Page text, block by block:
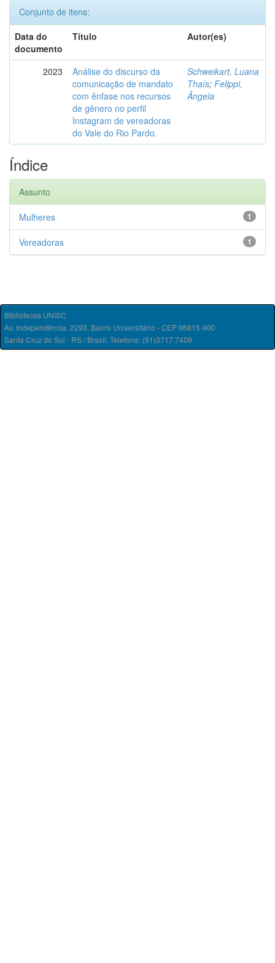
Conjunto de itens:
Data do
documento
Título Autor(es)
2023
Análise do discurso da
comunicação de mandato
com ênfase nos recursos
de gênero no perfil
Instagram de vereadoras
do Vale do Rio Pardo.
Schweikart, Luana
Thaís; Felippi,
Ângela
Índice
Assunto
1
Mulheres
1
Vereadoras
Bibliotecas UNISC
Av. Independência, 2293, Bairro Universitário - CEP 96815-900
Santa Cruz do Sul - RS / Brasil. Telefone: (51)3717.7409